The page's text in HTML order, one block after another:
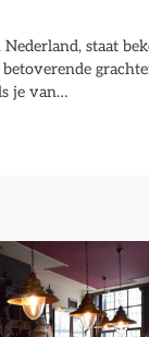
staat
je van…